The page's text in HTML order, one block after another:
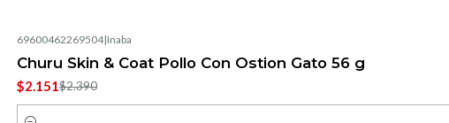
69600462269504|Inaba
Churu Skin & Coat Pollo Con Ostion Gato 56 g
$2.151$2.390